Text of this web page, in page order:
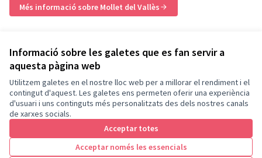
Informació sobre les galetes que es fan servir a
aquesta pàgina web
Utilitzem galetes en el nostre lloc web per a millorar el rendiment i el
contingut d'aquest. Les galetes ens permeten oferir una experiència
d'usuari i uns continguts més personalitzats des dels nostres canals
de xarxes socials.
Acceptar totes
Acceptar només les essencials
Més informació sobre Mollet del Vallès
Processos actius
Veure tots els processos